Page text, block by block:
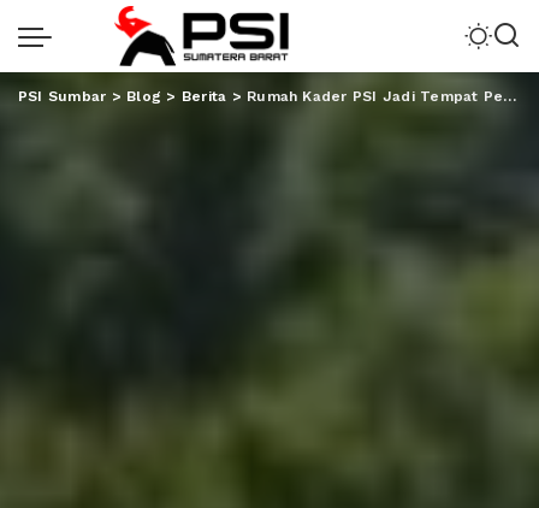
PSI Sumbar > Blog > Berita > Rumah Kader PSI Jadi Tempat Pengungsian Korban Banjir Bandang di Padang